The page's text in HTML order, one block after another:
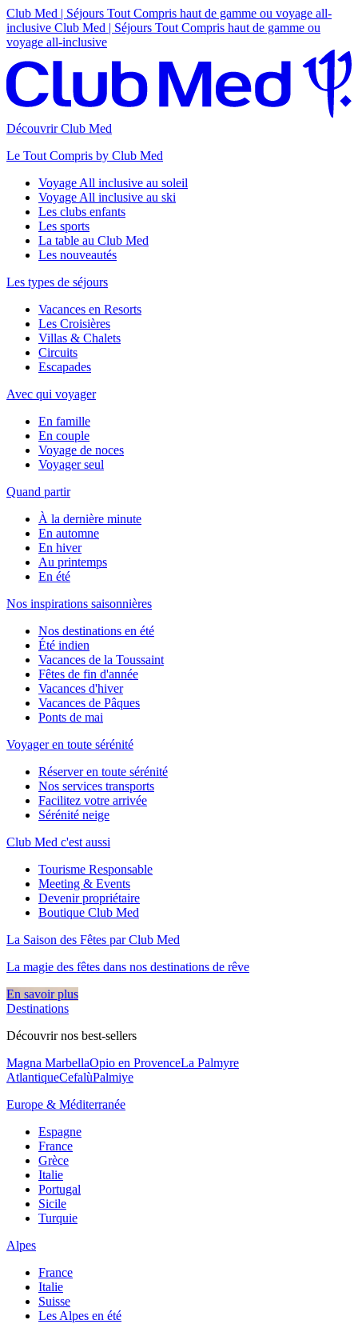
Club Med | Séjours Tout Compris haut de gamme ou voyage all-
inclusive Club Med | Séjours Tout Compris haut de gamme ou
voyage all-inclusive
Découvrir Club Med
Le Tout Compris by Club Med
Voyage All inclusive au soleil
Voyage All inclusive au ski
Les clubs enfants
Les sports
La table au Club Med
Les nouveautés
Les types de séjours
Vacances en Resorts
Les Croisières
Villas & Chalets
Circuits
Escapades
Avec qui voyager
En famille
En couple
Voyage de noces
Voyager seul
Quand partir
À la dernière minute
En automne
En hiver
Au printemps
En été
Nos inspirations saisonnières
Nos destinations en été
Été indien
Vacances de la Toussaint
Fêtes de fin d'année
Vacances d'hiver
Vacances de Pâques
Ponts de mai
Voyager en toute sérénité
Réserver en toute sérénité
Nos services transports
Facilitez votre arrivée
Sérénité neige
Club Med c'est aussi
Tourisme Responsable
Meeting & Events
Devenir propriétaire
Boutique Club Med
La Saison des Fêtes par Club Med
La magie des fêtes dans nos destinations de rêve​
En savoir plus
Destinations
Découvrir nos best-sellers
Magna MarbellaOpio en ProvenceLa Palmyre
AtlantiqueCefalùPalmiye
Europe & Méditerranée
Espagne
France
Grèce
Italie
Portugal
Sicile
Turquie
Alpes
France
Italie
Suisse
Les Alpes en été